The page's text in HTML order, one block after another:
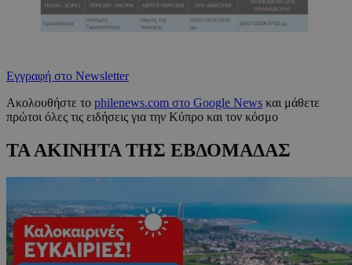
Εγγραφή στο Newsletter
Ακολουθήστε το philenews.com στο Google News και μάθετε
πρώτοι όλες τις ειδήσεις για την Κύπρο και τον κόσμο
ΤΑ ΑΚΙΝΗΤΑ ΤΗΣ ΕΒΔΟΜΑΔΑΣ